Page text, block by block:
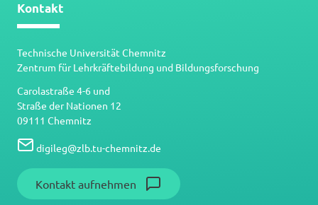
Kontakt
Technische Universität Chemnitz
Zentrum für Lehrkräftebildung und Bildungsforschung
Carolastraße 4-6 und
Straße der Nationen 12
09111 Chemnitz
digileg@zlb.tu-chemnitz.de
Kontakt aufnehmen